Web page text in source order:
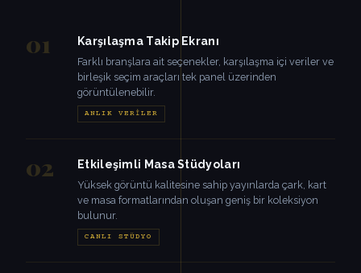
01 Karşılaşma Takip Ekranı
Farklı branşlara ait seçenekler, karşılaşma içi veriler ve
birleşik seçim araçları tek panel üzerinden
görüntülenebilir.
ANLIK VERILER
02 Etkileşimli Masa Stüdyoları
Yüksek görüntü kalitesine sahip yayınlarda çark, kart
ve masa formatlarından oluşan geniş bir koleksiyon
bulunur.
CANLI STÜDYO